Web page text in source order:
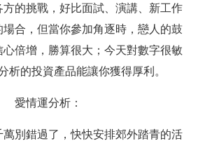
的挑戰，好比面試、演講、新工作
合，但當你參加角逐時，戀人的鼓
倍增，勝算很大；今天對數字很敏
析的投資產品能讓你獲得厚利。
愛情運分析：
別錯過了，快快安排郊外踏青的活